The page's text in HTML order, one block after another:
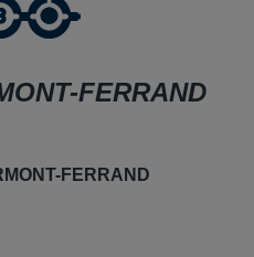
FERRAND
FERRAND